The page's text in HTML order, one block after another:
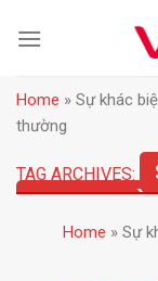
Home » Sự khác
thường
TAG ARCHIVES:
VIETTEL VÀ
Home » Sự